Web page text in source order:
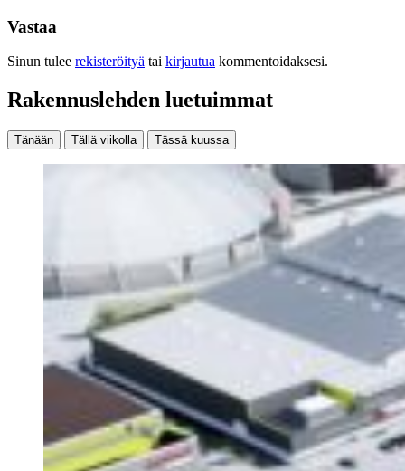
Vastaa
Sinun tulee rekisteröityä tai kirjautua kommentoidaksesi.
Rakennuslehden luetuimmat
Tänään Tällä viikolla Tässä kuussa